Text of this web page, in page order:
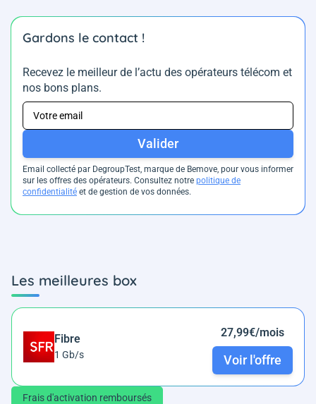
Gardons le contact !
Recevez le meilleur de l’actu des opérateurs télécom et
nos bons plans.
Valider
Email collecté par DegroupTest, marque de Bemove, pour vous informer
sur les offres des opérateurs. Consultez notre politique de
confidentialité et de gestion de vos données.
Les meilleures box
Fibre
1 Gb/s
27,99€/mois
Voir l'offre
Frais d'activation remboursés